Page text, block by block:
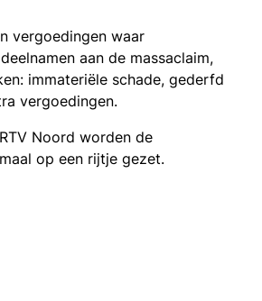
vergoedingen waar
aan de massaclaim,
immateriële schade, gederfd
vergoedingen.
Noord worden de
op een rijtje gezet.